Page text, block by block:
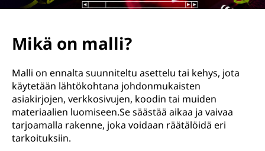
Mikä on malli?
Malli on ennalta suunniteltu asettelu tai kehys, jota
käytetään lähtökohtana johdonmukaisten
asiakirjojen, verkkosivujen, koodin tai muiden
materiaalien luomiseen.Se säästää aikaa ja vaivaa
tarjoamalla rakenne, joka voidaan räätälöidä eri
tarkoituksiin.